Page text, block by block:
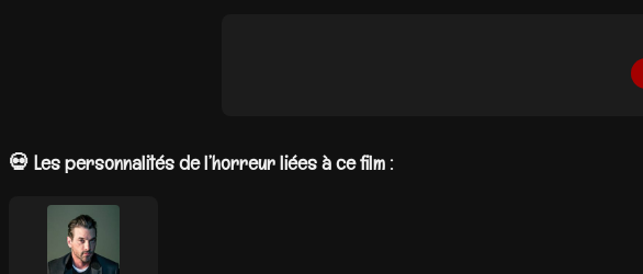
💀 Les personnalités de l’horreur liées à ce film :